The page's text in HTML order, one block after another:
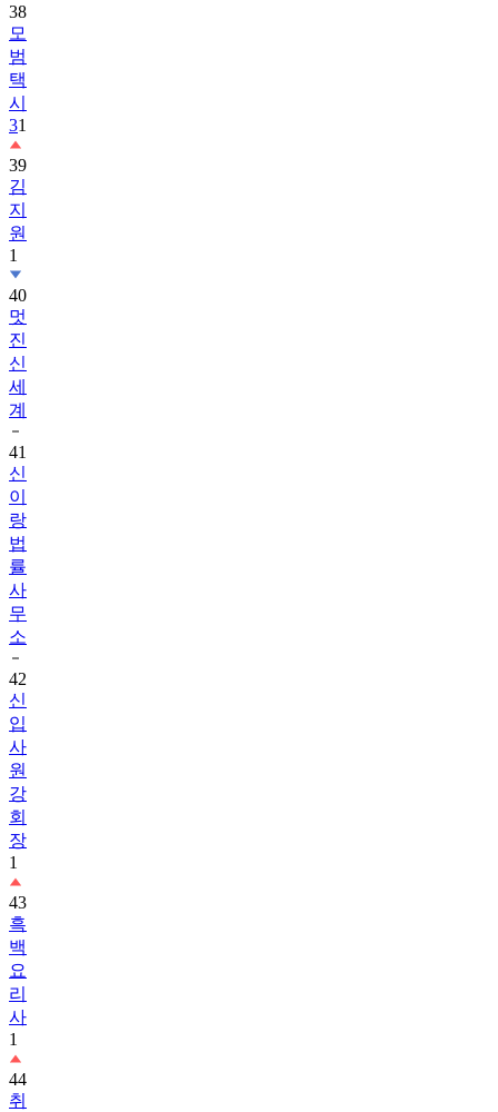
38
모
범
택
시
31
39
김
지
원
1
40
멋
진
신
세
계
41
신
이
랑
법
률
사
무
소
42
신
입
사
원
강
회
장
1
43
흑
백
요
리
사
1
44
취